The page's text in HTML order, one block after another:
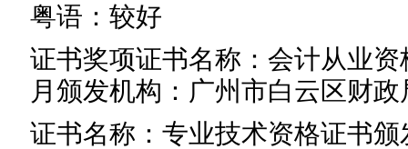
粤语：较好
证书奖项证书名称：会计从业
月颁发机构：广州市白云区财政
证书名称：专业技术资格证书